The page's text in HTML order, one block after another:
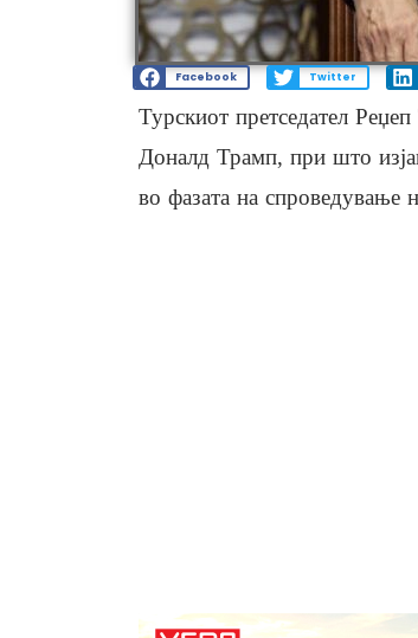
Facebook Twitter
Турскиот претседател
Доналд Трамп, при што
во фазата на спроведување